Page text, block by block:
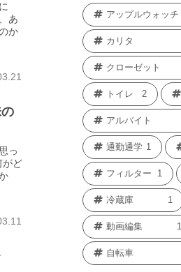
あ
か
っ
がど
アップルウォッチ
カリタ
クローゼット
トイレ 2
アルバイト
通勤通学 1
フィルター 1
冷蔵庫 1
動画編集 1
自転車